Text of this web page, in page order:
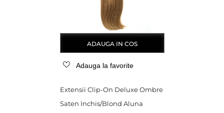
ADAUGA IN COS
Adauga la favorite
Extensii Clip-On Deluxe Ombre
Saten Inchis/Blond Aluna